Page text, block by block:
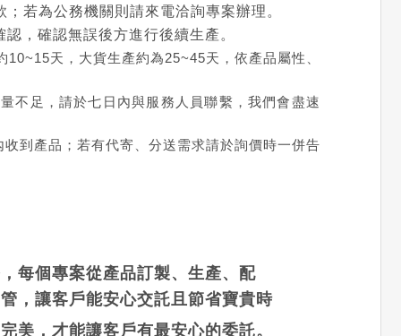
若為公務機關則請來電洽詢專案辦理。
，確認無誤後方進行後續生產。
天，大貨生產約為25~45天，依產品屬性、
不足，請於七日內與服務人員聯繫，我們會盡速
到產品；若有代寄、分送需求請於詢價時一併告
每個專案從產品訂製、生產、配
，讓客戶能安心交託且節省寶貴時
美，才能讓客戶有最安心的委託。